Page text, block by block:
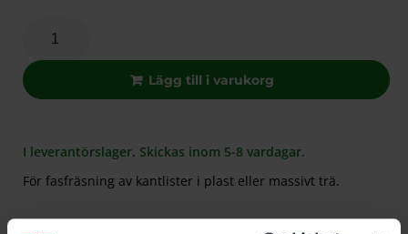
Lägg till i varukorg
I leverantörslager. Skickas inom 5-8 vardagar.
För fasfräsning av kantlister i plast eller massivt trä.